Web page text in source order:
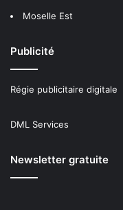
Moselle Est
Publicité
Régie publicitaire digitale
DML Services
Newsletter gratuite